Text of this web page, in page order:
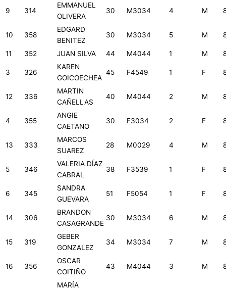
9 314
EMMANUEL
OLIVERA
30 M3034 4 M
10 358
EDGARD
BENITEZ
30 M3034 5 M
11 352 JUAN SILVA 44 M4044 1 M
3 326
KAREN
GOICOECHEA
45 F4549 1 F
12 336
MARTIN
CAÑELLAS
40 M4044 2 M
4 355
ANGIE
CAETANO
30 F3034 2 F
13 333
MARCOS
SUAREZ
28 M0029 4 M
5 346
VALERIA DÍAZ
CABRAL
38 F3539 1 F
6 345
SANDRA
GUEVARA
51 F5054 1 F
14 306
BRANDON
CASAGRANDE
30 M3034 6 M
15 319
GEBER
GONZALEZ
34 M3034 7 M
16 356
OSCAR
COITIÑO
43 M4044 3 M
MARÍA